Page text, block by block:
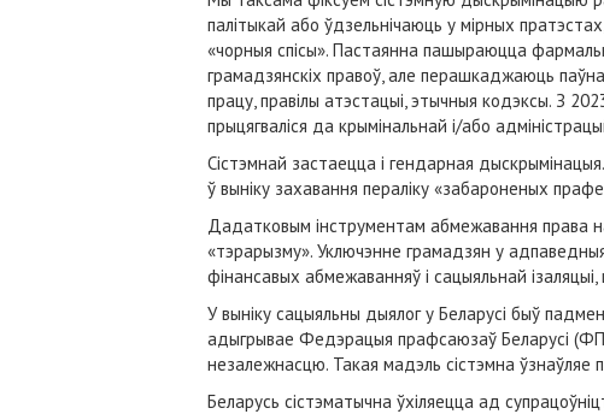
палітыкай або ўдзельнічаюць у мірных
«чорныя спісы». Пастаянна пашыраюцца
грамадзянскіх правоў, але перашкаджаюць
працу, правілы атэстацыі, этычныя кодэксы. З
прыцягваліся да крымінальнай і/або
Сістэмнай застаецца і гендарная
ў выніку захавання пераліку «забароненых
Дадатковым інструментам абмежавання права
«тэрарызму». Уключэнне грамадзян у
фінансавых абмежаванняў і сацыяльнай
У выніку сацыяльны дыялог у Беларусі быў
адыгрывае Федэрацыя прафсаюзаў Беларусі
незалежнасцю. Такая мадэль сістэмна ўзнаўляе
Беларусь сістэматычна ўхіляецца ад